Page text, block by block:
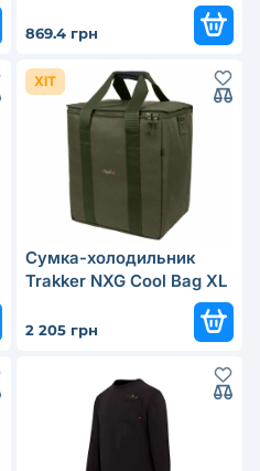
869.4 грн
ХІТ
Сумка-холодильник
Trakker NXG Cool Bag XL
2 205 грн